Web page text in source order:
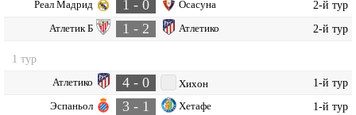
Реал Мадрид 1 - 0 Осасуна 2-й тур
Атлетик Б 1 - 2 Атлетико 2-й тур
1 тур
Атлетико 4 - 0 Хихон 1-й тур
Эспаньол 3 - 1 Хетафе 1-й тур